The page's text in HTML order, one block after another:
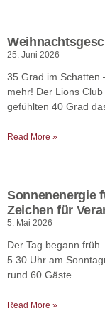
25. Juni 2026
35 Grad im Schatten
mehr! Der Lions
gefühlten 40 Grad
Read More »
Sonnenenergie
Zeichen für
5. Mai 2026
Der Tag begann früh
5.30 Uhr am
rund 60 Gäste
Read More »